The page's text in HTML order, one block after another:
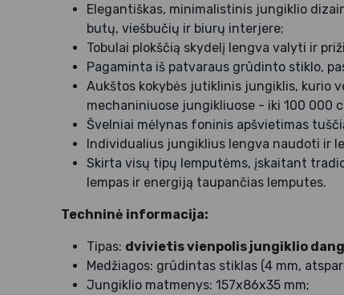
Elegantiškas, minimalistinis jungiklio
butų, viešbučių ir biurų interjere;
Tobulai plokščią skydelį lengva valyti ir
Pagaminta iš patvaraus grūdinto stiklo,
Aukštos kokybės jutiklinis jungiklis, kurio
mechaniniuose jungikliuose - iki 100 000
Švelniai mėlynas foninis apšvietimas
Individualius jungiklius lengva naudoti ir
Skirta visų tipų lemputėms, įskaitant
lempas ir energiją taupančias lemputes.
Techninė informacija:
Tipas: dvivietis vienpolis jungiklio
Medžiagos: grūdintas stiklas (4 mm,
Jungiklio matmenys: 157x86x35 mm;